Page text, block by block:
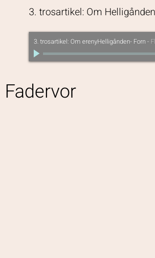
3. trosartikel: Om
3. trosartikel: Om erenyHelligånden- Forn -
Fadervor